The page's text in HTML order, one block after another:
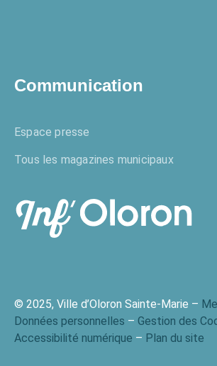
Communication
Espace presse
Tous les magazines municipaux
© 2025, Ville d’Oloron Sainte-Marie –
Données personnelles – Gestion des
Accessibilité numérique – Plan du site